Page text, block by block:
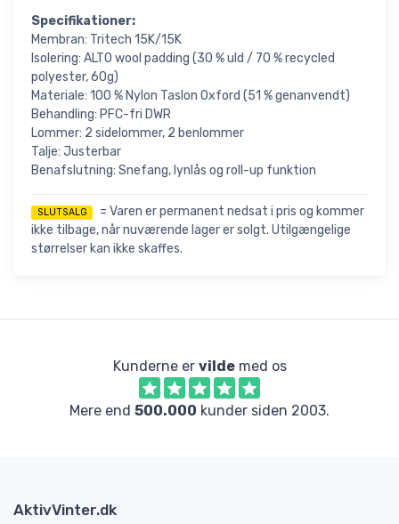
Specifikationer:
Membran: Tritech 15K/15K
Isolering: ALTO wool padding (30 % uld / 70 % recycled
polyester, 60g)
Materiale: 100 % Nylon Taslon Oxford (51 % genanvendt)
Behandling: PFC-fri DWR
Lommer: 2 sidelommer, 2 benlommer
Talje: Justerbar
Benafslutning: Snefang, lynlås og roll-up funktion
SLUTSALG
= Varen er permanent nedsat i pris og kommer
ikke tilbage, når nuværende lager er solgt. Utilgængelige
størrelser kan ikke skaffes.
Kunderne er vildemed os
Mere end 500.000 kunder siden 2003.
AktivVinter.dk